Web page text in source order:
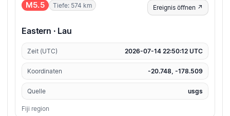
M5.5 Tiefe: 574 km Ereignis öffnen ↗
Eastern · Lau
Zeit (UTC) 2026-07-14 22:50:12 UTC
Koordinaten -20.748, -178.509
Quelle usgs
Fiji region